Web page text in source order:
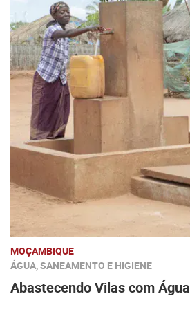
MOÇAMBIQUE
ÁGUA, SANEAMENTO E HIGIENE
Abastecendo Vilas com Água